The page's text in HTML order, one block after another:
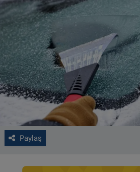
Paylaş
FOTO GALERİ
VIDEO GALERİ
ALGEMENE VOORWAARDEN
CONTACT
Çerez Politikası